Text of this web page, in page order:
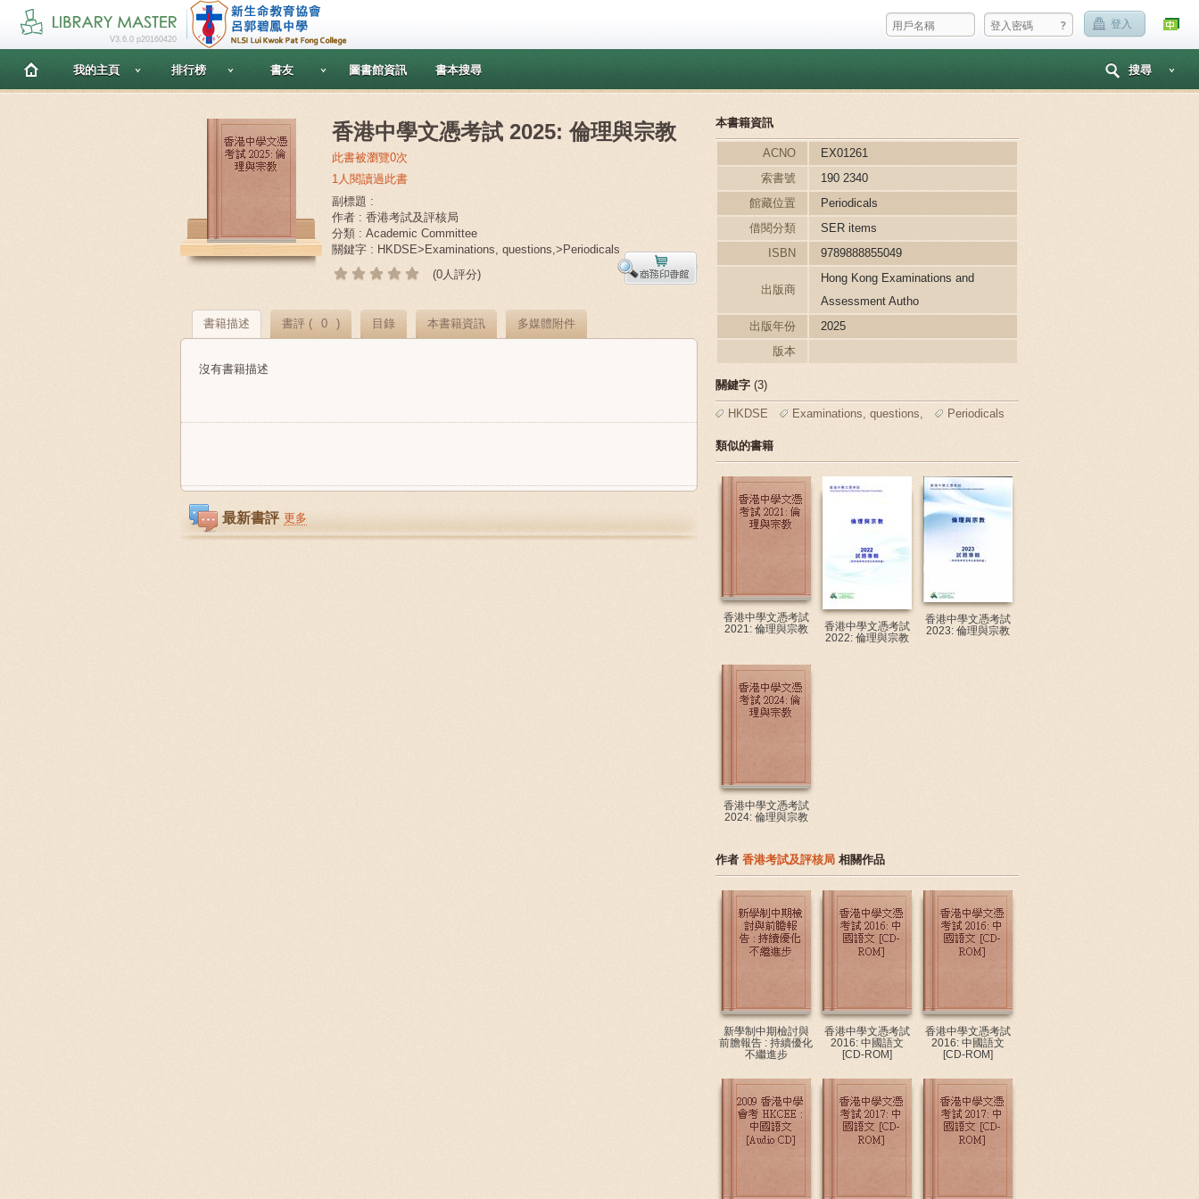
? 登入
V3.6.0 p20160420
我的主頁 排行榜 書友 圖書館資訊 書本搜尋 搜尋
香港中學文憑考試 2025: 倫理與宗教
此書被瀏覽0次
1人閱讀過此書
副標題 :
作者 : 香港考試及評核局
分類 : Academic Committee
關鍵字 : HKDSE>Examinations, questions,>Periodicals
(0人評分)
書籍描述 書評 ( 0 ) 目錄 本書籍資訊 多媒體附件
沒有書籍描述
最新書評 更多
本書籍資訊
ACNO
EX01261
索書號
190 2340
館藏位置
Periodicals
借閱分類
SER items
ISBN
9789888855049
出版商
Hong Kong Examinations and
Assessment Autho
出版年份
2025
版本
關鍵字 (3)
HKDSE Examinations, questions, Periodicals
類似的書籍
香港中學文憑考試
2021: 倫理與宗教
香港中學文憑考試
2022: 倫理與宗教
香港中學文憑考試
2023: 倫理與宗教
香港中學文憑考試
2024: 倫理與宗教
作者 香港考試及評核局 相關作品
新學制中期檢討與
前膽報告 : 持續優化
不繼進步
香港中學文憑考試
2016: 中國語文
[CD-ROM]
香港中學文憑考試
2016: 中國語文
[CD-ROM]